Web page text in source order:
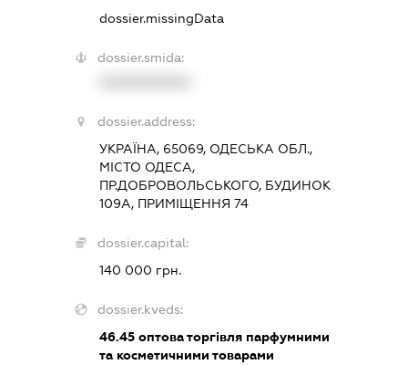
dossier.missingData
dossier.smida:
dossier.address:
УКРАЇНА, 65069, ОДЕСЬКА ОБЛ.,
МІСТО ОДЕСА,
ПР.ДОБРОВОЛЬСЬКОГО, БУДИНОК
109А, ПРИМІЩЕННЯ 74
dossier.capital:
140 000 грн.
dossier.kveds:
46.45оптова торгівля парфумними
та косметичними товарами